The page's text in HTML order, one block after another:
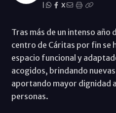
X
Tras más de un intenso año
centro de Cáritas por fin se
espacio funcional y
acogidos, brindando
aportando mayor dignidad
personas.